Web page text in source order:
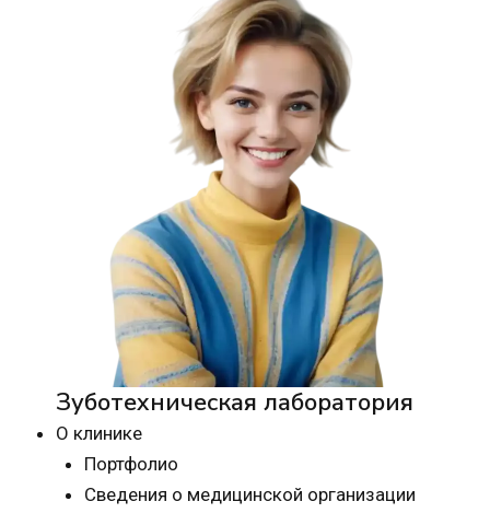
Зуботехническая лаборатория
О клинике
Портфолио
Сведения о медицинской организации